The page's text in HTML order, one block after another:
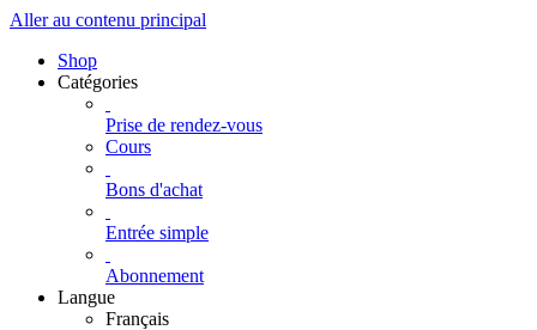
Aller au contenu principal
Shop
Catégories
Prise de rendez-vous
Cours
Bons d'achat
Entrée simple
Abonnement
Langue
Français